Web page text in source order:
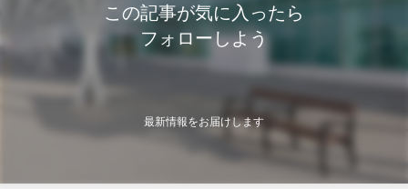
この記事が気に入ったら
フォローしよう
最新情報をお届けします